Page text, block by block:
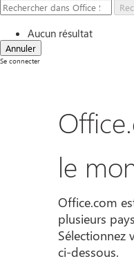
Aucun résultat
Annuler
Se connecter
le
Office.com
plusieurs
Sélectionnez
ci-dessous.